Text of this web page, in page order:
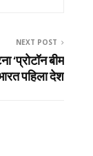
NEXT POST
‘प्रोटॉन बीम
पहिला देश